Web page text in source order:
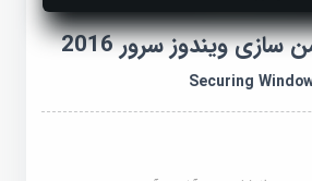
ویندوز سرور 2016
Securing